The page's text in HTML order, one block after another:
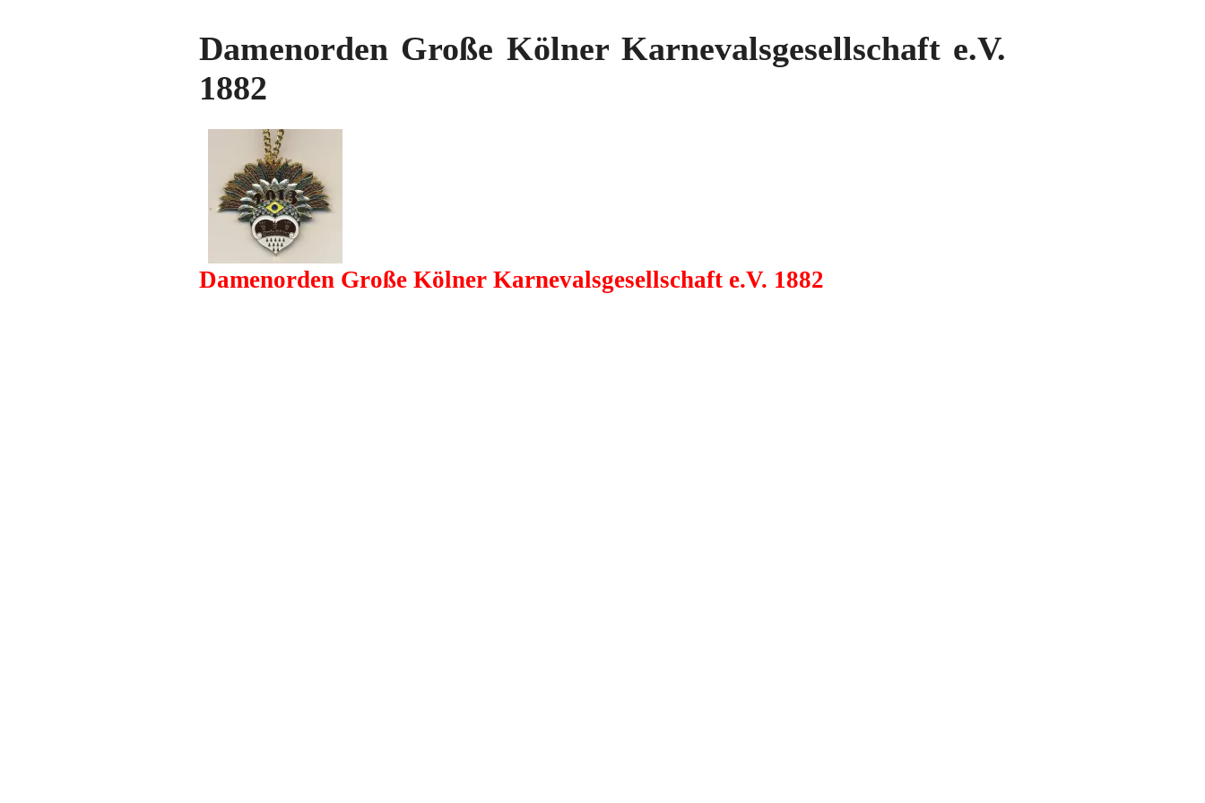
Damenorden Große Kölner Karnevalsgesellschaft e.V.
1882
Damenorden Große Kölner Karnevalsgesellschaft e.V. 1882